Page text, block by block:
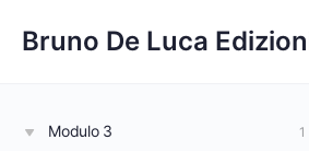
Bruno De Luca
Modulo 3